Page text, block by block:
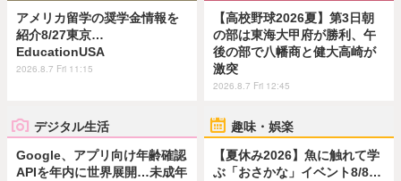
アメリカ留学の奨学金情報を
紹介8/27東京…
EducationUSA
2026.8.7 Fri 11:15
【高校野球2026夏】第3日朝
の部は東海大甲府が勝利、午
後の部で八幡商と健大高崎が
激突
2026.8.7 Fri 12:45
デジタル生活
Google、アプリ向け年齢確認
APIを年内に世界展開…未成年
趣味・娯楽
【夏休み2026】魚に触れて学
ぶ「おさかな」イベント8/8…